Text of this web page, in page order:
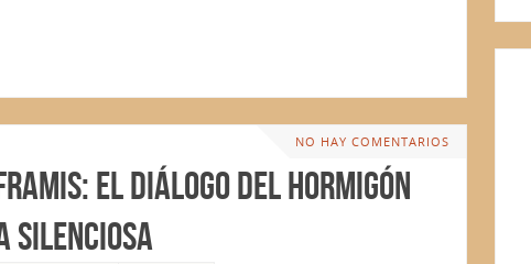
NO HAY COMENTARIOS
El Diálogo del Hormigón
Silenciosa